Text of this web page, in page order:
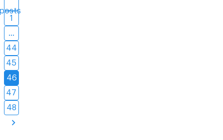
pagination
1
…
44
45
46
47
48